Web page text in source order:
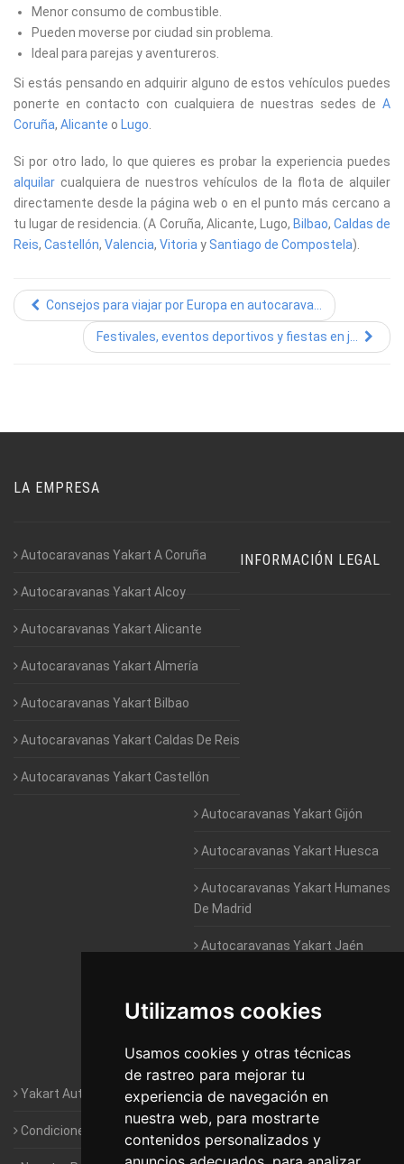
Utilizamos cookies
Usamos cookies y otras técnicas
de rastreo para mejorar tu
experiencia de navegación en
nuestra web, para mostrarte
contenidos personalizados y
Menor consumo de combustible.
Pueden moverse por ciudad sin problema.
Ideal para parejas y aventureros.
Si estás pensando en adquirir alguno de estos vehículos puedes
ponerte en contacto con cualquiera de nuestras sedes de A
Coruña, Alicante o Lugo.
Si por otro lado, lo que quieres es probar la experiencia puedes
alquilar cualquiera de nuestros vehículos de la flota de alquiler
directamente desde la página web o en el punto más cercano a
tu lugar de residencia. (A Coruña, Alicante, Lugo, Bilbao, Caldas de
Reis, Castellón, Valencia, VitoriaySantiago de Compostela).
Consejos para viajar por Europa en autocarava...
Festivales, eventos deportivos y fiestas en j...
LA EMPRESA
Autocaravanas Yakart A Coruña
Autocaravanas Yakart Alcoy
Autocaravanas Yakart Alicante
Autocaravanas Yakart Almería
Autocaravanas Yakart Bilbao
Autocaravanas Yakart Caldas De Reis
Autocaravanas Yakart Castellón
Autocaravanas Yakart Gijón
Autocaravanas Yakart Huesca
Autocaravanas Yakart Humanes
De Madrid
Autocaravanas Yakart Jaén
Autocaravanas Yakart Valencia
Autocaravanas Yakart Vitoria
INFORMACIÓN LEGAL
Yakart Autocaravanas · La empresa
Condiciones de Alquiler de Yakart